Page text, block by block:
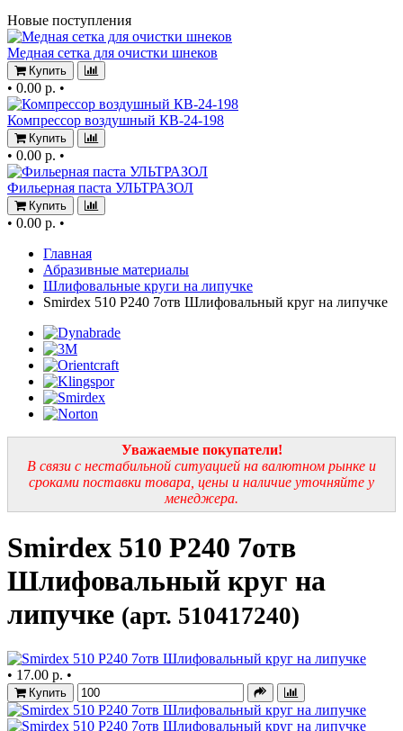
Новые поступления
Медная сетка для очистки шнеков
Купить
• 0.00 р. •
Компрессор воздушный КВ-24-198
Купить
• 0.00 р. •
Фильерная паста УЛЬТРАЗОЛ
Купить
• 0.00 р. •
Главная
Абразивные материалы
Шлифовальные круги на липучке
Smirdex 510 P240 7отв Шлифовальный круг на липучке
Уважаемые покупатели!
В связи с нестабильной ситуацией на валютном рынке и
сроками поставки товара, цены и наличие уточняйте у
менеджера.
Smirdex 510 P240 7отв
Шлифовальный круг на
липучке (арт. 510417240)
• 17.00 р. •
Купить